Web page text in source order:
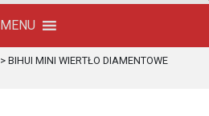
MENU
> BIHUI MINI WIERTŁO DIAMENTOWE